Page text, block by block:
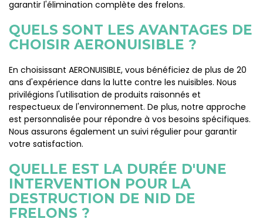
garantir l'élimination complète des frelons.
QUELS SONT LES AVANTAGES DE
CHOISIR AERONUISIBLE ?
En choisissant AERONUISIBLE, vous bénéficiez de plus de 20
ans d'expérience dans la lutte contre les nuisibles. Nous
privilégions l'utilisation de produits raisonnés et
respectueux de l'environnement. De plus, notre approche
est personnalisée pour répondre à vos besoins spécifiques.
Nous assurons également un suivi régulier pour garantir
votre satisfaction.
QUELLE EST LA DURÉE D'UNE
INTERVENTION POUR LA
DESTRUCTION DE NID DE
FRELONS ?